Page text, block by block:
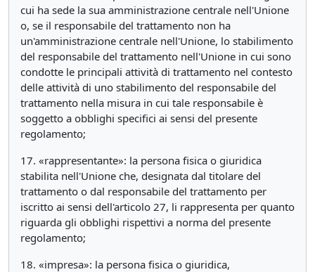
cui ha sede la sua amministrazione centrale nell'Unione
o, se il responsabile del trattamento non ha
un'amministrazione centrale nell'Unione, lo stabilimento
del responsabile del trattamento nell'Unione in cui sono
condotte le principali attività di trattamento nel contesto
delle attività di uno stabilimento del responsabile del
trattamento nella misura in cui tale responsabile è
soggetto a obblighi specifici ai sensi del presente
regolamento;
17. «rappresentante»: la persona fisica o giuridica
stabilita nell'Unione che, designata dal titolare del
trattamento o dal responsabile del trattamento per
iscritto ai sensi dell'articolo 27, li rappresenta per quanto
riguarda gli obblighi rispettivi a norma del presente
regolamento;
18. «impresa»: la persona fisica o giuridica,